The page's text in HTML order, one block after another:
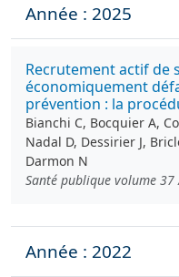
Année : 2025
Recrutement actif de
économiquement
prévention : la
Bianchi C, Bocquier A,
Nadal D, Dessirier J,
Darmon N
Santé publique volume
Année : 2022